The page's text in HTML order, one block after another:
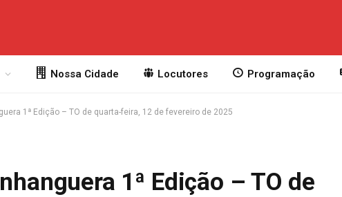
Nossa Cidade Locutores Programação
1ª Edição – TO de quarta-feira, 12 de fevereiro de 2025
1ª Edição – TO de